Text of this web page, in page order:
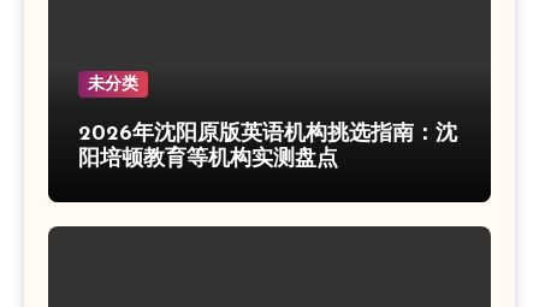
未分类
2026年沈阳原版英语机构挑选指南：沈
阳培顿教育等机构实测盘点